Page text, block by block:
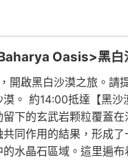
Oasis>黑白
開啟黑白沙漠之旅。請
。 約14:00抵達【黑
下的玄武岩颗粒覆蓋
同作用的結果，形成
水晶石區域。這里遍